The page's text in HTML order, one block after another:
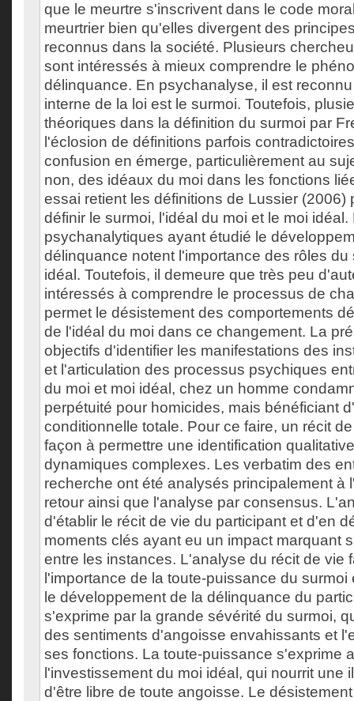
que le meurtre s'inscrivent dans le code
meurtrier bien qu'elles divergent des
reconnus dans la société. Plusieurs
sont intéressés à mieux comprendre le
délinquance. En psychanalyse, il est
interne de la loi est le surmoi. Toutefois,
théoriques dans la définition du surmoi par
l'éclosion de définitions parfois
confusion en émerge, particulièrement au
non, des idéaux du moi dans les fonctions
essai retient les définitions de Lussier (2006)
définir le surmoi, l'idéal du moi et le moi
psychanalytiques ayant étudié le
délinquance notent l'importance des rôles du
idéal. Toutefois, il demeure que très peu
intéressés à comprendre le processus de
permet le désistement des comportements
de l'idéal du moi dans ce changement. La
objectifs d'identifier les manifestations des
et l'articulation des processus psychiques
du moi et moi idéal, chez un homme
perpétuité pour homicides, mais bénéficiant
conditionnelle totale. Pour ce faire, un récit
façon à permettre une identification
dynamiques complexes. Les verbatim des
recherche ont été analysés principalement à
retour ainsi que l'analyse par consensus.
d'établir le récit de vie du participant et d'en
moments clés ayant eu un impact marquant
entre les instances. L'analyse du récit de vie
l'importance de la toute-puissance du
le développement de la délinquance du
s'exprime par la grande sévérité du surmoi,
des sentiments d'angoisse envahissants et
ses fonctions. La toute-puissance s'exprime
l'investissement du moi idéal, qui nourrit une
d'être libre de toute angoisse. Le